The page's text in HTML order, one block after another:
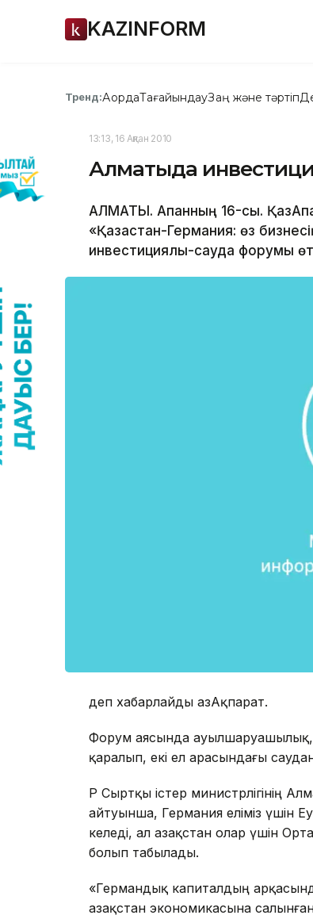
KAZINFORM
Тренд:АқордаТағайындауЗаң және тәртіп
13:13, 16 Ақпан 2010
Алматыда
АЛМАТЫ. Ақпанның 16-сы.
«Қазақстан-Германия: өз
инвестициялық-сауда форумы
деп хабарлайды ҚазАқпарат.
Форум аясында ауылшаруашылық,
қаралып, екі ел арасындағы
ҚР Сыртқы істер министрлігінің
айтуынша, Германия еліміз үшін
келеді, ал Қазақстан олар үшін
болып табылады.
«Германдық капиталдың
Қазақстан экономикасына